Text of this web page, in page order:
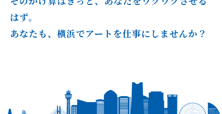
はず。
あなたも、横浜でアートを仕事にしませんか？